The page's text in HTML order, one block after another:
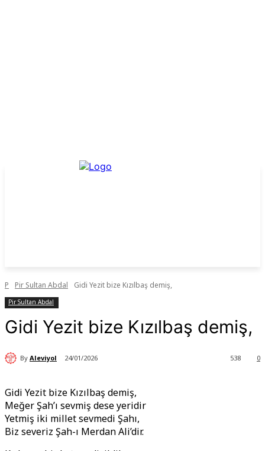
P Pir Sultan Abdal Gidi Yezit bize Kızılbaş demiş,
Pir Sultan Abdal
Gidi Yezit bize Kızılbaş demiş,
By Aleviyol 24/01/2026 0
538
Gidi Yezit bize Kızılbaş demiş,
Meğer Şah’ı sevmiş dese yeridir
Yetmiş iki millet sevmedi Şahı,
Biz severiz Şah-ı Merdan Ali’dir.